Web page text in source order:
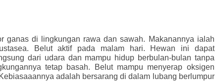
ganas di lingkungan rawa dan sawah. Makanannya ialah
Belut aktif pada malam hari. Hewan ini dapat
dari udara dan mampu hidup berbulan-bulan tanpa
tetap basah. Belut mampu menyerap oksigen
adalah bersarang di dalam lubang berlumpur